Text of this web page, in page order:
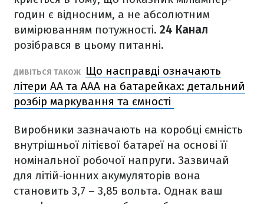
годин є відносним, а не абсолютним
вимірюванням потужності. 24 Канал
розібрався в цьому питанні.
ДИВІТЬСЯ ТАКОЖ
Що насправді означають
літери АА та ААА на батарейках: детальний
розбір маркування та ємності
Виробники зазначають на коробці ємність
внутрішньої літієвої батареї на основі її
номінальної робочої напруги. Зазвичай
для літій-іонних акумуляторів вона
становить 3,7 – 3,85 вольта. Однак ваш